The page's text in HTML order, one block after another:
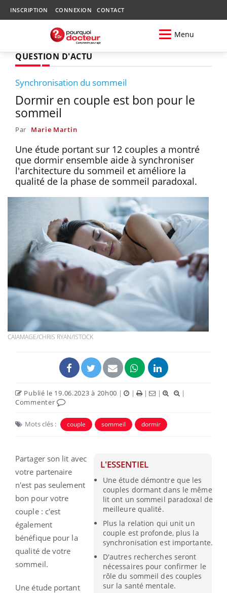
INSCRIPTION CONNEXION CONTACT
Menu
QUESTION D'ACTU
Synchronisation du sommeil
Dormir en couple est bon pour le
sommeil
Par Marie Martin
Une étude portant sur 12 couples a montré
que dormir ensemble aide à synchroniser
l'architecture du sommeil et améliore la
qualité de la phase de sommeil paradoxal.
CAIAMAGE/CHRIS RYAN/ISTOCK
Publié le 19.06.2023 à 20h00 | | | |
|
Commenter
Mots clés : couple sommeil dormir
L'ESSENTIEL
Une étude démontre que les
couples dormant dans le même
lit ont un sommeil paradoxal de
meilleure qualité.
Plus la relation qui unit un
couple est profonde, plus la
synchronisation est importante.
D'autres recherches seront
nécessaires pour confirmer le
rôle du sommeil des couples
sur la santé mentale.
Partager son lit avec
votre partenaire
n'est pas seulement
bon pour votre
couple : c'est
également
bénéfique pour la
qualité de votre
sommeil.
Une étude portant